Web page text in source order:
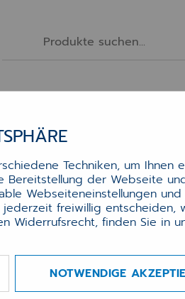
CE285A (1k6)
Techniken, um Ihnen
der Webseite
Webseiteneinstellungen
jederzeit freiwillig
Widerrufsrecht, finden Sie in
NOTWENDIGE